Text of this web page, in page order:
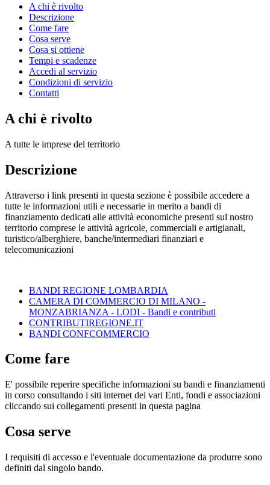
A chi è rivolto
Descrizione
Come fare
Cosa serve
Cosa si ottiene
Tempi e scadenze
Accedi al servizio
Condizioni di servizio
Contatti
A chi è rivolto
A tutte le imprese del territorio
Descrizione
Attraverso i link presenti in questa sezione è possibile accedere a
tutte le informazioni utili e necessarie in merito a bandi di
finanziamento dedicati alle attività economiche presenti sul nostro
territorio comprese le attività agricole, commerciali e artigianali,
turistico/alberghiere, banche/intermediari finanziari e
telecomunicazioni
BANDI REGIONE LOMBARDIA
CAMERA DI COMMERCIO DI MILANO -
MONZABRIANZA - LODI - Bandi e contributi
CONTRIBUTIREGIONE.IT
BANDI CONFCOMMERCIO
Come fare
E' possibile reperire specifiche informazioni su bandi e finanziamenti
in corso consultando i siti internet dei vari Enti, fondi e associazioni
cliccando sui collegamenti presenti in questa pagina
Cosa serve
I requisiti di accesso e l'eventuale documentazione da produrre sono
definiti dal singolo bando.